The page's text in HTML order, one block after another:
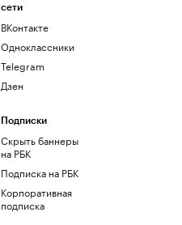
сети
ВКонтакте
Одноклассники
Telegram
Дзен
Подписки
Скрыть баннеры
на РБК
Подписка на РБК
Корпоративная
подписка